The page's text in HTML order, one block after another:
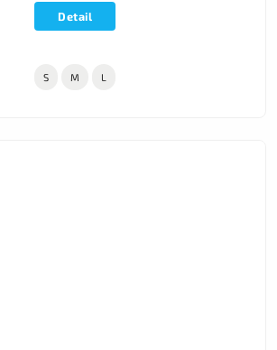
Detail
S M L